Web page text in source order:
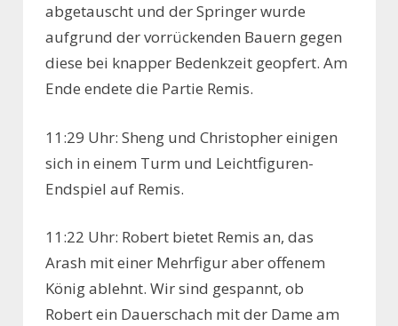
abgetauscht und der Springer wurde
aufgrund der vorrückenden Bauern gegen
diese bei knapper Bedenkzeit geopfert. Am
Ende endete die Partie Remis.
11:29 Uhr: Sheng und Christopher einigen
sich in einem Turm und Leichtfiguren-
Endspiel auf Remis.
11:22 Uhr: Robert bietet Remis an, das
Arash mit einer Mehrfigur aber offenem
König ablehnt. Wir sind gespannt, ob
Robert ein Dauerschach mit der Dame am